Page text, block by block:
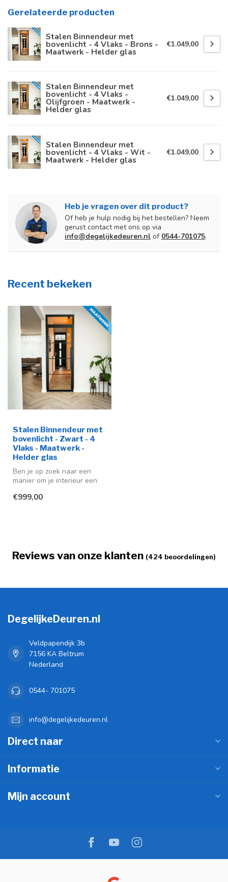
Gerelateerde producten
Stalen Binnendeur met
bovenlicht - 4 Vlaks - Brons -
Maatwerk - Helder glas
€1.049,00
Stalen Binnendeur met
bovenlicht - 4 Vlaks -
Olijfgroen - Maatwerk -
Helder glas
€1.049,00
Stalen Binnendeur met
bovenlicht - 4 Vlaks - Wit -
Maatwerk - Helder glas
€1.049,00
Heb je vragen over dit product?
Of heb je hulp nodig bij het bestellen? Neem
gerust contact met ons op via
info@degelijkedeuren.nl of 0544-701075.
Recent bekeken
Stalen Binnendeur met
bovenlicht - Zwart - 4
Vlaks - Maatwerk -
Helder glas
Ben je op zoek naar een
manier om je interieur een
uitstra...
€999,00
Reviews van onze klanten (424 beoordelingen)
DegelijkeDeuren.nl
Veldpapendijk 3b
7156 KA Beltrum
Nederland
0544- 701075
info@degelijkedeuren.nl
Direct naar
Informatie
Mijn account